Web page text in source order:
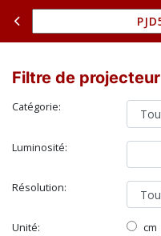
Filtre de projecteur
Catégorie:
Luminosité:
Résolution:
Unité: cm